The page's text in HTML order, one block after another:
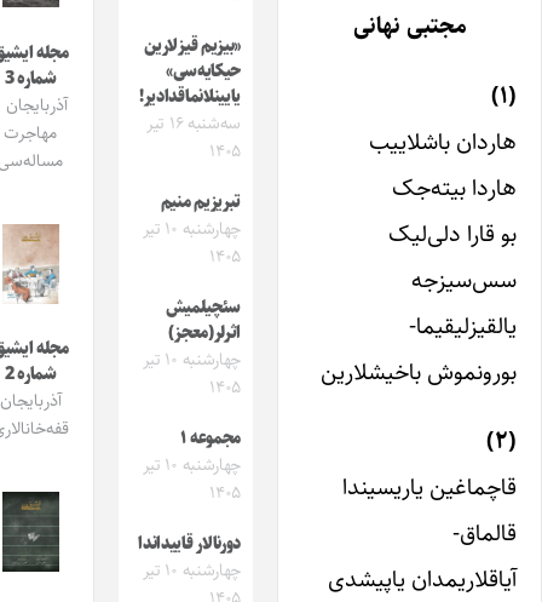
مجتبی نهانی
باشلاییب
بیته‌جک
قارا دلی‌لیک
باخیشلارین
یاریسیندا
یاپیشدی
«بیزیم قیزلارین
حیکایه‌سی»
یایینلانماقدادیر!
سه‌شنبه ۱۶ تیر
تبریزیم منیم
چهارشنبه ۱۰ تیر
سئچیلمیش
اثرلر(معجز)
چهارشنبه ۱۰ تیر
مجموعه ۱
چهارشنبه ۱۰ تیر
دورنالار قاییداندا
چهارشنبه ۱۰ تیر
مجله ایشیق
شماره 3
آذربایجان و
مهاجرت
مساله‌سی
مجله ایشیق
شماره 2
آذربایجان
قفه‌خانالاری